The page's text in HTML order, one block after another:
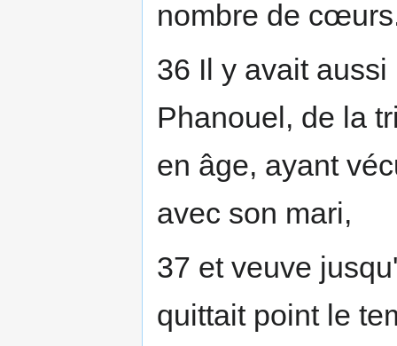
nombre de
36 Il y avait
Phanouel, de la
en âge, ayant
avec son mari,
37 et veuve
quittait point le